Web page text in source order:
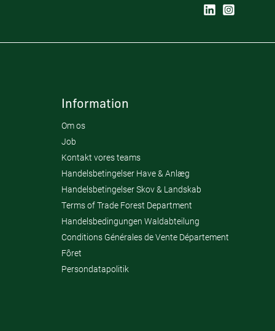
Information
Om os
Job
Kontakt vores teams
Handelsbetingelser Have & Anlæg
Handelsbetingelser Skov & Landskab
Terms of Trade Forest Department
Handelsbedingungen Waldabteilung
Conditions Générales de Vente Département
Fôret
Persondatapolitik